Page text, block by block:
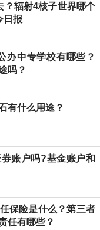
？辐射4核子世界哪个
日报
办中专学校有哪些？
吗？
有什么用途？
账户吗?基金账户和
保险是什么？第三者
任有哪些？